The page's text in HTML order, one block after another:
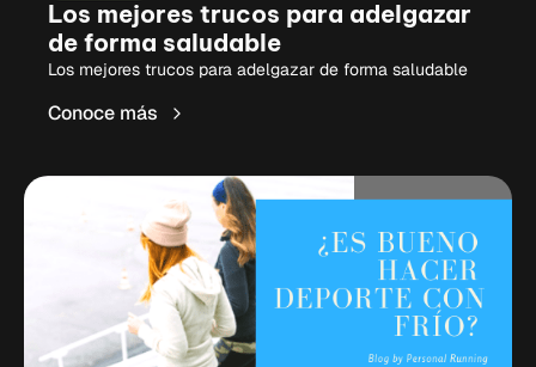
Los mejores trucos para adelgazar
de forma saludable
Los mejores trucos para adelgazar de forma saludable
Conoce más